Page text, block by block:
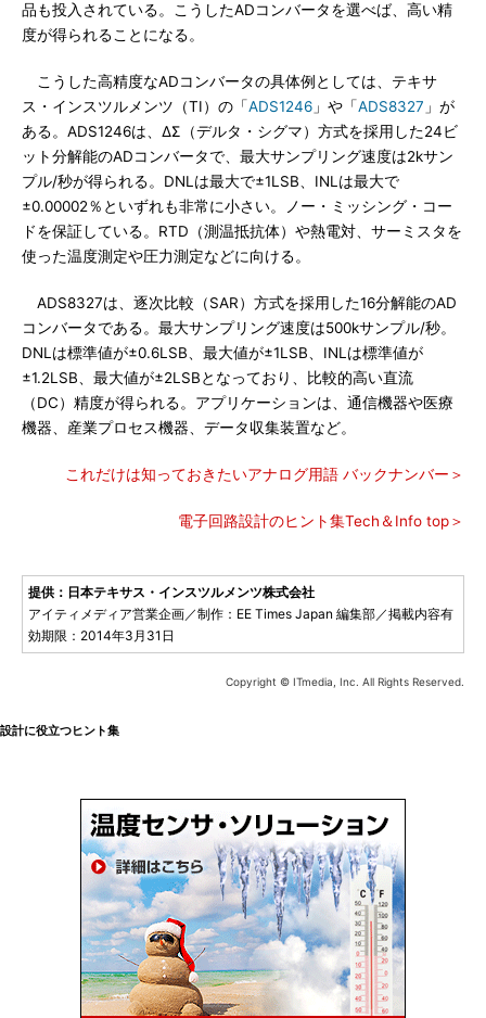
品も投入されている。こうしたADコンバータを選べば、高い精
度が得られることになる。
こうした高精度なADコンバータの具体例としては、テキサ
ス・インスツルメンツ（TI）の「ADS1246 」や「ADS8327 」が
ある。ADS1246は、ΔΣ（デルタ・シグマ）方式を採用した24ビ
ット分解能のADコンバータで、最大サンプリング速度は2kサン
プル/秒が得られる。DNLは最大で±1LSB、INLは最大で
±0.00002％といずれも非常に小さい。ノー・ミッシング・コー
ドを保証している。RTD（測温抵抗体）や熱電対、サーミスタを
使った温度測定や圧力測定などに向ける。
ADS8327は、逐次比較（SAR）方式を採用した16分解能のAD
コンバータである。最大サンプリング速度は500kサンプル/秒。
DNLは標準値が±0.6LSB、最大値が±1LSB、INLは標準値が
±1.2LSB、最大値が±2LSBとなっており、比較的高い直流
（DC）精度が得られる。アプリケーションは、通信機器や医療
機器、産業プロセス機器、データ収集装置など。
これだけは知っておきたいアナログ用語 バックナンバー＞
電子回路設計のヒント集Tech＆Info top＞
提供：日本テキサス・インスツルメンツ株式会社
アイティメディア営業企画／制作：EE Times Japan 編集部／掲載内容有
効期限：2014年3月31日
Copyright © ITmedia, Inc. All Rights Reserved.
設計に役立つヒント集